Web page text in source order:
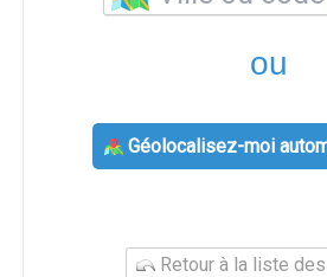
ou
Géolocalisez-moi
Retour à la liste